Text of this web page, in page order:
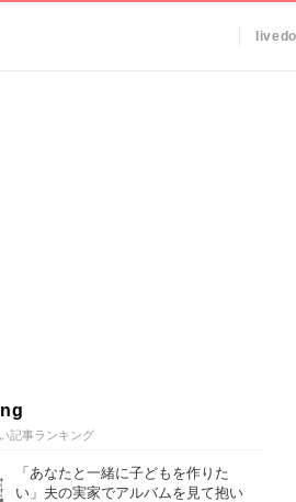
記事ランキング
「あなたと一緒に子どもを作りた
い」夫の実家でアルバムを見て抱い